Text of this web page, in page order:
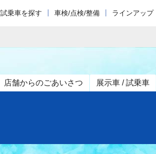
乗車を探す 車検/点検/整備 ラインアップ
店舗からのごあいさつ 展示車 / 試乗車